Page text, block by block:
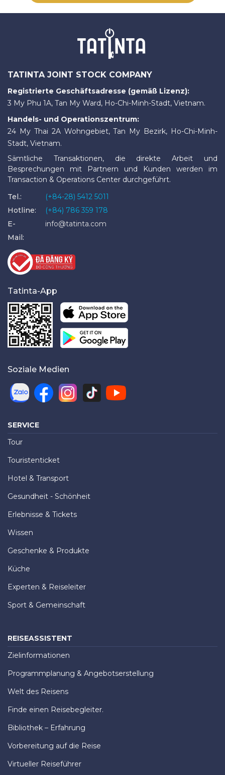
TATINTA JOINT STOCK COMPANY
Registrierte Geschäftsadresse (gemäß Lizenz):
3 My Phu 1A, Tan My Ward, Ho-Chi-Minh-Stadt, Vietnam.
Handels- und Operationszentrum:
24 My Thai 2A Wohngebiet, Tan My Bezirk, Ho-Chi-Minh-
Stadt, Vietnam.
Sämtliche Transaktionen, die direkte Arbeit und
Besprechungen mit Partnern und Kunden werden im
Transaction & Operations Center durchgeführt.
Tel.:
(+84-28) 5412 5011
Hotline:
(+84) 786 359 178
E-
Mail:
info@tatinta.com
Tatinta-App
Soziale Medien
SERVICE
Tour
Touristenticket
Hotel & Transport
Gesundheit - Schönheit
Erlebnisse & Tickets
Wissen
Geschenke & Produkte
Küche
Experten & Reiseleiter
Sport & Gemeinschaft
REISEASSISTENT
Zielinformationen
Programmplanung & Angebotserstellung
Welt des Reisens
Finde einen Reisebegleiter.
Bibliothek – Erfahrung
Vorbereitung auf die Reise
Virtueller Reiseführer